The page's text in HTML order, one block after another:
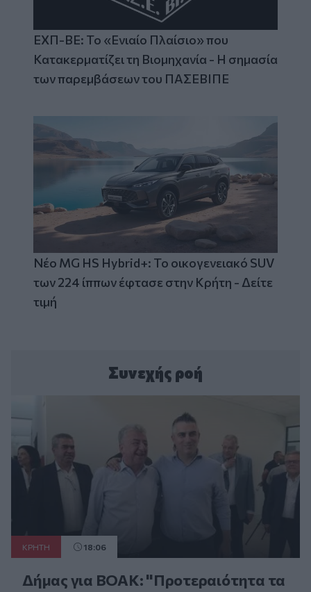
ΕΧΠ-ΒΕ: Το «Ενιαίο Πλαίσιο» που
Κατακερματίζει τη Βιομηχανία - Η σημασία
των παρεμβάσεων του ΠΑΣΕΒΙΠΕ
Νέο MG HS Hybrid+: Το οικογενειακό SUV
των 224 ίππων έφτασε στην Κρήτη - Δείτε
τιμή
Συνεχής ροή
ΚΡΗΤΗ 18:06
Δήμας για ΒΟΑΚ: "Προτεραιότητα τα